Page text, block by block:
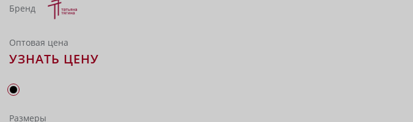
Бренд
Оптовая цена
УЗНАТЬ ЦЕНУ
Размеры